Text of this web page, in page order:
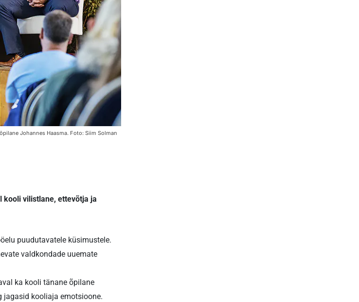
Johannes Haasma. Foto: Siim Solman
kooli vilistlane, ettevõtja ja
puudutavatele küsimustele.
valdkondade uuemate
ka kooli tänane õpilane
jagasid kooliaja emotsioone.